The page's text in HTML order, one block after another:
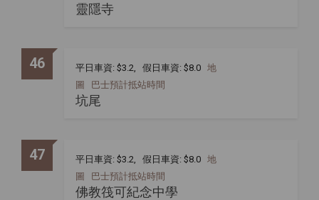
靈隱寺
46 平日車資: $3.2, 假日車資: $8.0 地
圖
巴士預計抵站時間
坑尾
47 平日車資: $3.2, 假日車資: $8.0 地
圖
巴士預計抵站時間
佛教筏可紀念中學